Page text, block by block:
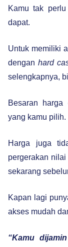
Kamu tak
dapat.
Untuk memiliki
dengan hard
selengkapnya,
Besaran harga
yang kamu pilih.
Harga juga
pergerakan
sekarang
Kapan lagi
akses mudah
“Kamu